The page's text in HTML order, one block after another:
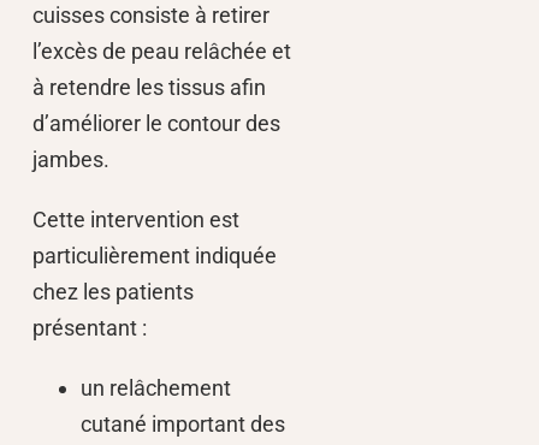
cuisses consiste à retirer
l’excès de peau relâchée et
à retendre les tissus afin
d’améliorer le contour des
jambes.
Cette intervention est
particulièrement indiquée
chez les patients
présentant :
un relâchement
cutané important des